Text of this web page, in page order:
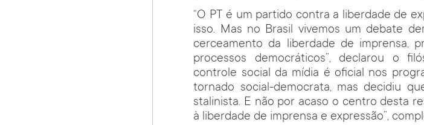
“O PT é um partido contra a liberdade de
isso. Mas no Brasil vivemos um debate
cerceamento da liberdade de imprensa,
processos democráticos”, declarou o
controle social da mídia é oficial nos
tornado social-democrata, mas decidiu
stalinista. E não por acaso o centro desta
à liberdade de imprensa e expressão”,